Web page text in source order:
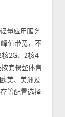
量应用服务
值带宽，不
2G、2核4
套餐整体售
美、美洲及
等配置选择